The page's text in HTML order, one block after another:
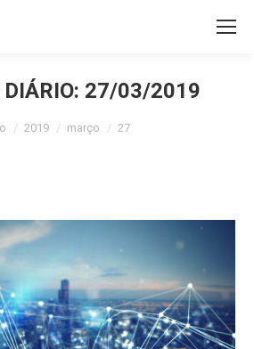
27/03/2019
2019 março 27